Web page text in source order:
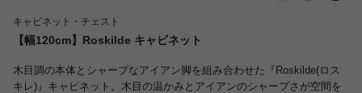
キャビネット・チェスト
【幅120cm】Roskilde キャビネット
木目調の本体とシャープなアイアン脚を組み合わせた『Roskilde(ロス
キレ)』キャビネット。木目の温かみとアイアンのシャープさが空間を